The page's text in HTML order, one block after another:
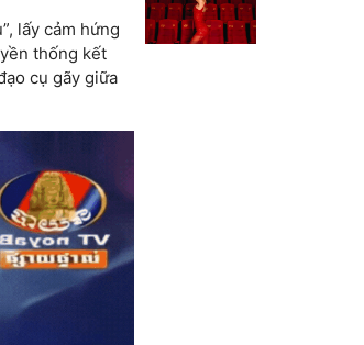
lấy cảm hứng
thống kết
cụ gãy giữa